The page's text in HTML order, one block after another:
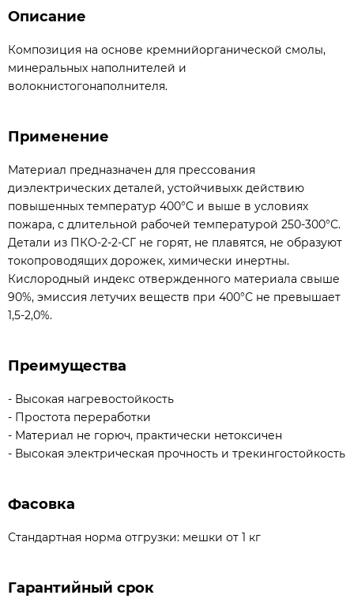
Описание
Композиция на основе кремнийорганической смолы,
минеральных наполнителей и
волокнистогонаполнителя.
Применение
Материал предназначен для прессования
диэлектрических деталей, устойчивыхк действию
повышенных температур 400°C и выше в условиях
пожара, с длительной рабочей температурой 250-300°С.
Детали из ПКО-2-2-СГ не горят, не плавятся, не образуют
токопроводящих дорожек, химически инертны.
Кислородный индекс отвержденного материала свыше
90%, эмиссия летучих веществ при 400°С не превышает
1,5-2,0%.
Преимущества
- Высокая нагревостойкость
- Простота переработки
- Материал не горюч, практически нетоксичен
- Высокая электрическая прочность и трекингостойкость
Фасовка
Стандартная норма отгрузки: мешки от 1 кг
Гарантийный срок